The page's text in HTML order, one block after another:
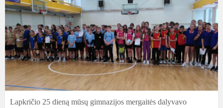
Lapkričio 25 dieną mūsų gimnazijos mergaitės dalyvavo